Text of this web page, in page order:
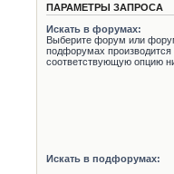
ПАРАМЕТРЫ ЗАПРОСА
Искать в форумах:
Выберите форум или
подфорумах
соответствующую опцию
Искать в подфорумах: